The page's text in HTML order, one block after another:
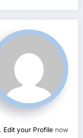
Edit your Profile now.